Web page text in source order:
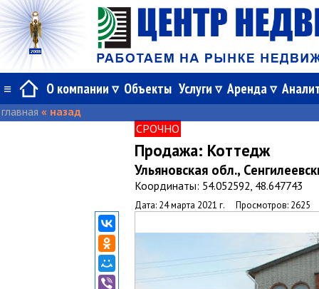
≡ О компании Объекты Услуги Аренда
главная « назад
СРОЧНО
Продажа: Коттедж
Ульяновская обл.,
Координаты: 54.052592, 48.647743
Дата: 24 марта 2021 г. Просмотров: 2625